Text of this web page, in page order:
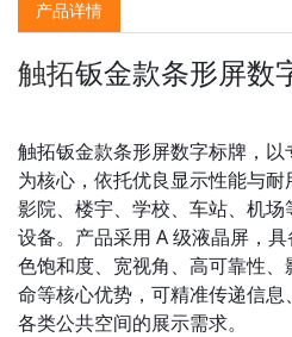
产品详情
触拓钣金款条形屏数
触拓钣金款条形屏数字标牌，
为核心，依托优良显示性能与耐
影院、楼宇、学校、车站、机
设备。产品采用 A 级液晶屏，
色饱和度、宽视角、高可靠性
命等核心优势，可精准传递信
各类公共空间的展示需求。